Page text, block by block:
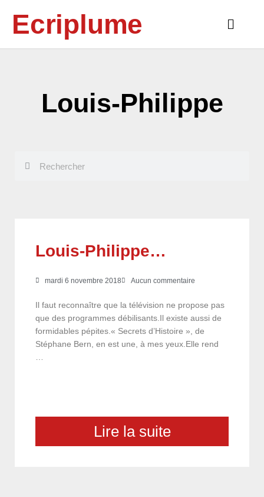
contenuEcriplume
Main
Louis-Philippe
Louis-Philippe…
mardi 6 novembre 2018 Aucun commentaire
Il faut reconnaître que la télévision ne propose pas
que des programmes débilisants.Il existe aussi de
formidables pépites.« Secrets d’Histoire », de
Stéphane Bern, en est une, à mes yeux.Elle rend
Lire la suite